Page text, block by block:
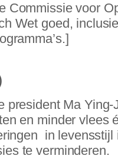
Commissie voor
Wet goed,
president Ma
en minder vlees
in levensstijl
te verminderen.